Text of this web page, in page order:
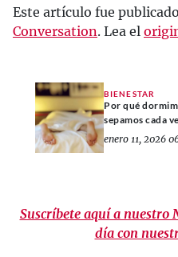
Este artículo fue
Conversation. Lea el
BIENESTAR
Por qué
sepamos cada
enero 11, 2026
Suscríbete aquí a nuestro
día con